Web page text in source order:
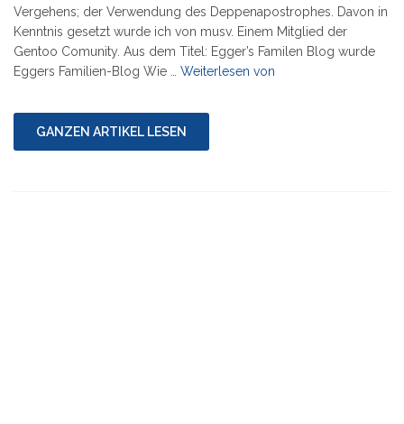
Vergehens; der Verwendung des Deppenapostrophes. Davon in
Kenntnis gesetzt wurde ich von musv. Einem Mitglied der
Gentoo Comunity. Aus dem Titel: Egger’s Familen Blog wurde
Eggers Familien-Blog Wie … Weiterlesen von
GANZEN ARTIKEL LESEN